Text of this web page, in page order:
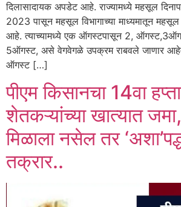
दिलासादायक अपडेट आहे. राज्यामध्ये महसूल
2023 पासून महसूल विभागाच्या माध्यमातून महसूल
आहे. त्याच्यामध्ये एक ऑगस्टपासून 2,
5ऑगस्ट, असे वेगवेगळे उपक्रम राबवले जाणार
ऑगस्ट […]
पीएम किसानचा 14वा
शेतकऱ्यांच्या खात्यात
मिळाला नसेल तर
तक्रार..